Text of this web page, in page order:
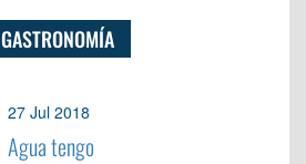
GASTRONOMÍA
27 Jul 2018
Agua tengo